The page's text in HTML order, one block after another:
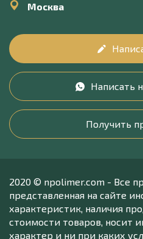
Москва
Написать
Получить
2020 © npolimer.com - Все
представленная на сайте
характеристик, наличия
стоимости товаров, носит
характер и ни при каких